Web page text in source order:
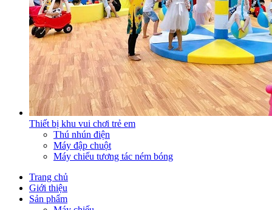
Thiết bị khu vui chơi trẻ em
Thú nhún điện
Máy đập chuột
Máy chiếu tương tác ném bóng
Trang chủ
Giới thiệu
Sản phẩm